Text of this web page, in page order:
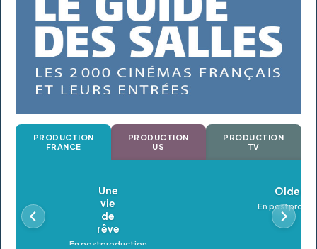
PRODUCTION
FRANCE
PRODUCTION
US
PRODUCTION
TV
Oldeupe
En postproduction